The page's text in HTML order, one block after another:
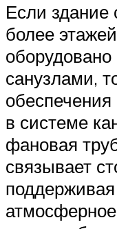
Если здание
более
санузлами,
в системе
фановая
связывает